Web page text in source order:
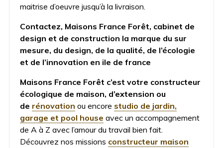
maitrise d’oeuvre jusqu’à la livraison.
Contactez, Maisons France Forêt, cabinet de
design et de construction la marque du sur
mesure, du design, de la qualité, de l’écologie
et de l’innovation en ile de france
Maisons France Forêt c’est votre constructeur
écologique de maison, d’extension ou
de rénovation ou encore studio de jardin,
garage et pool house avec un accompagnement
de A à Z avec l’amour du travail bien fait.
Découvrez nos missions constructeur maison